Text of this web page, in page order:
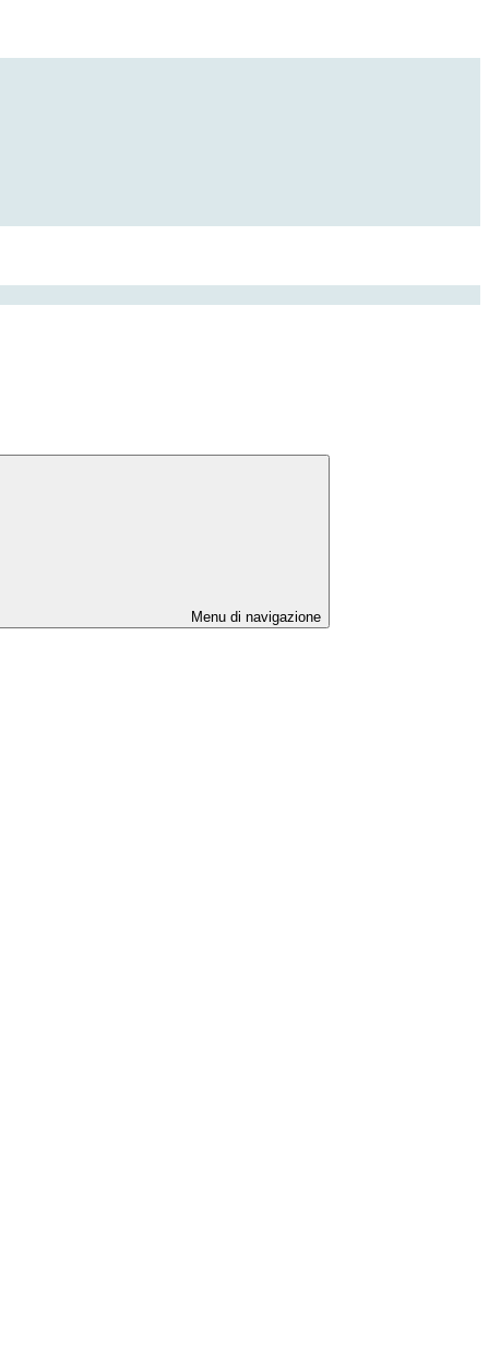
Menu di navigazione